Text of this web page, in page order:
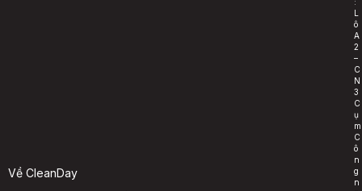
Về CleanDay
L
ô
A
2
–
C
N
3
C
ụ
m
C
ô
n
g
n